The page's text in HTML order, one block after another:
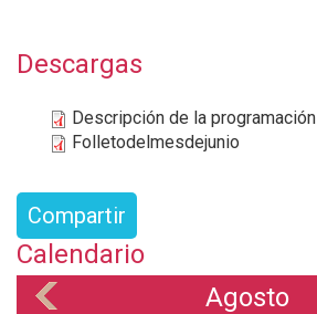
Descargas
Descripción de la programación
Folletodelmesdejunio
Compartir
Calendario
Agosto